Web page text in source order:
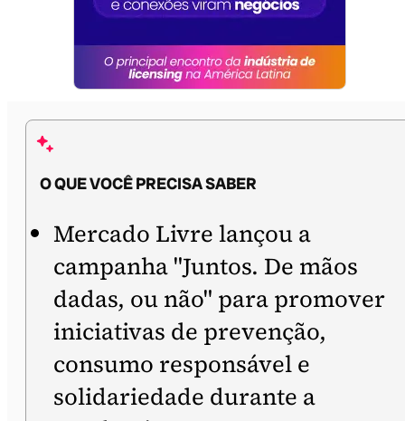
O QUE VOCÊ PRECISA SABER
Mercado Livre lançou a
campanha "Juntos. De mãos
dadas, ou não" para promover
iniciativas de prevenção,
consumo responsável e
solidariedade durante a